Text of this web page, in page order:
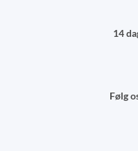
14
Følg